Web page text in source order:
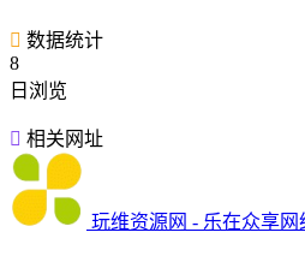
数据统计
8
日浏览
相关网址
玩维资源网 - 乐在众享